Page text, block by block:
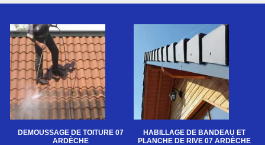
DEMOUSSAGE DE TOITURE 07
ARDÈCHE
HABILLAGE DE BANDEAU ET
PLANCHE DE RIVE 07 ARDÈCHE